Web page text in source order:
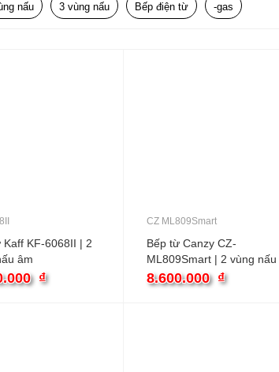
nấu 3 vùng nấu Bếp điện từ -gas
Kaff KF-6068II | 2
âm
₫
CZ ML809Smart
Bếp từ Canzy CZ-
ML809Smart | 2 vùng nấu
âm
8.600.000 ₫